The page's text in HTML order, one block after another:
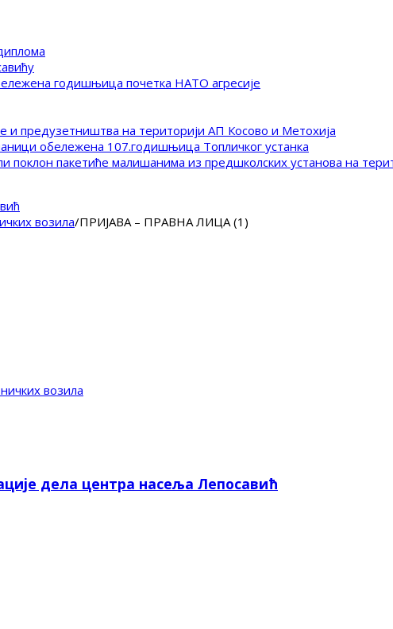
годишњица почетка НАТО агресије
и предузетништва на територији АП Косово и Метохија
обележена 107.годишњица Топличког устанка
поклон пакетиће малишанима из предшколских установа на
возила/ПРИЈАВА – ПРАВНА ЛИЦА (1)
возила
дела центра насеља Лепосавић